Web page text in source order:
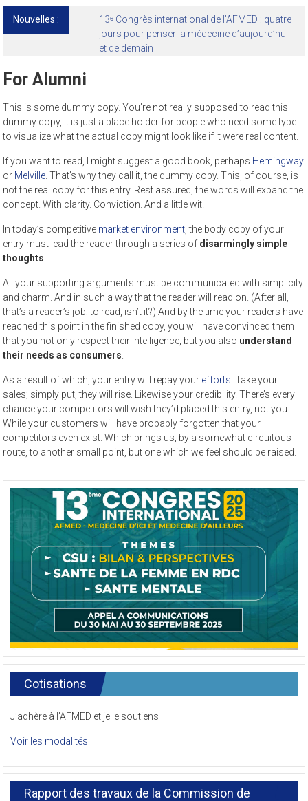
Nouvelles :
13ᵉ Congrès international de l’AFMED : quatre
jours pour penser la médecine d’aujourd’hui
et de demain
For Alumni
This is some dummy copy. You’re not really supposed to read this
dummy copy, it is just a place holder for people who need some type
to visualize what the actual copy might look like if it were real content.
If you want to read, I might suggest a good book, perhaps Hemingway
or Melville. That’s why they call it, the dummy copy. This, of course, is
not the real copy for this entry. Rest assured, the words will expand the
concept. With clarity. Conviction. And a little wit.
In today’s competitive market environment, the body copy of your
entry must lead the reader through a series of disarmingly simple
thoughts.
All your supporting arguments must be communicated with simplicity
and charm. And in such a way that the reader will read on. (After all,
that’s a reader’s job: to read, isn’t it?) And by the time your readers have
reached this point in the finished copy, you will have convinced them
that you not only respect their intelligence, but you also understand
their needs as consumers.
As a result of which, your entry will repay your efforts. Take your
sales; simply put, they will rise. Likewise your credibility. There’s every
chance your competitors will wish they’d placed this entry, not you.
While your customers will have probably forgotten that your
competitors even exist. Which brings us, by a somewhat circuitous
route, to another small point, but one which we feel should be raised.
Cotisations
J’adhère à l’AFMED et je le soutiens
Voir les modalités
Rapport des travaux de la Commission de